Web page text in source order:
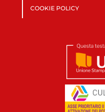
COOKIE POLICY